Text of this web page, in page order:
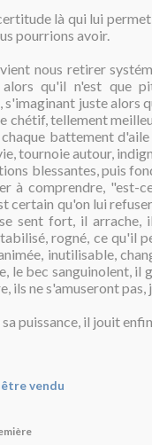
là qui lui
pourrions avoir.
nous retirer
alors qu'il n'est que
s'imaginant juste alors
chétif, tellement
battement
tournoie autour,
blessantes, puis
à comprendre, "est-
certain qu'on lui
sent fort, il arrache,
rogné, ce qu'il
inutilisable,
le bec sanguinolent, il
ils ne s'amuseront
sa puissance, il jouit
vendu